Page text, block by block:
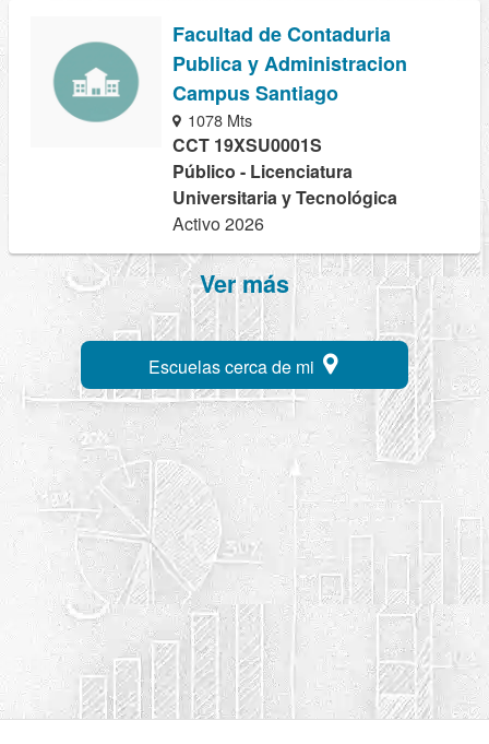
Facultad de Contaduria
Publica y Administracion
Campus Santiago
1078 Mts
CCT 19XSU0001S
Público - Licenciatura
Universitaria y Tecnológica
Activo 2026
Ver más
Escuelas cerca de mi